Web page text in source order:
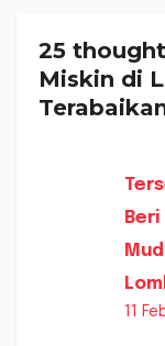
25
Miskin di
11